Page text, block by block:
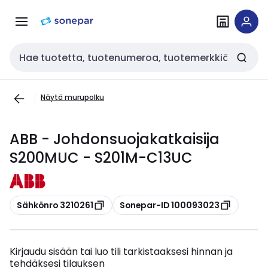
navigointiinsisältöön
Haku
Näytä murupolku
ABB - Johdonsuojakatkaisija
S200MUC - S201M-C13UC
Kopioi
Sähkönro 3210261 Kopioi
Sonepar-ID 100093023
Kirjaudu sisään tai luo tili tarkistaaksesi hinnan ja
tehdäksesi tilauksen